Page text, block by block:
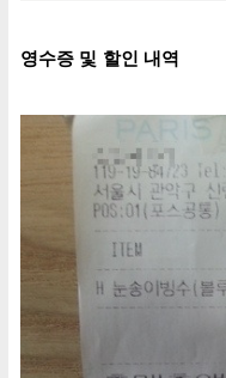
영수증 및 할인 내역